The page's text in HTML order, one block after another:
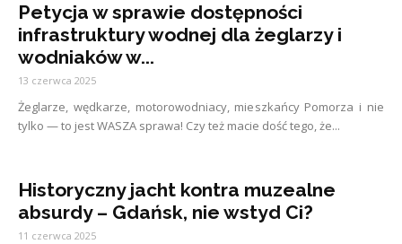
Petycja w sprawie dostępności
infrastruktury wodnej dla żeglarzy i
wodniaków w...
13 czerwca 2025
Żeglarze, wędkarze, motorowodniacy, mieszkańcy Pomorza i nie
tylko — to jest WASZA sprawa! Czy też macie dość tego, że...
Historyczny jacht kontra muzealne
absurdy – Gdańsk, nie wstyd Ci?
11 czerwca 2025